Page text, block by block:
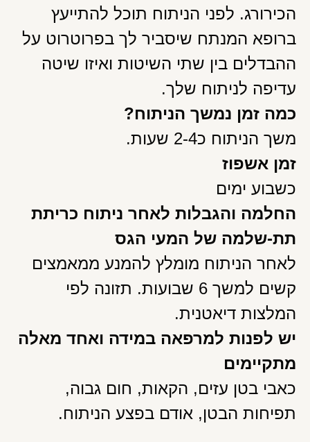
הכירורג. לפני הניתוח תוכל להתייעץ
ברופא המנתח שיסביר לך בפרוטרוט על
ההבדלים בין שתי השיטות ואיזו שיטה
עדיפה לניתוח שלך.
כמה זמן נמשך הניתוח?
משך הניתוח כ2-4 שעות.
זמן אשפוז
כשבוע ימים
החלמה והגבלות לאחר ניתוח כריתת
תת-שלמה של המעי הגס
לאחר הניתוח מומלץ להמנע ממאמצים
קשים למשך 6 שבועות. תזונה לפי
המלצות דיאטנית.
יש לפנות למרפאה במידה ואחד מאלה
מתקיימים
כאבי בטן עזים, הקאות, חום גבוה,
תפיחות הבטן, אודם בפצע הניתוח.